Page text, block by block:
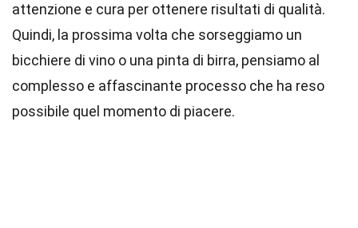
attenzione e cura per ottenere risultati di qualità.
Quindi, la prossima volta che sorseggiamo un
bicchiere di vino o una pinta di birra, pensiamo al
complesso e affascinante processo che ha reso
possibile quel momento di piacere.